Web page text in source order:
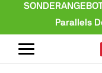
Parallels
Navigation